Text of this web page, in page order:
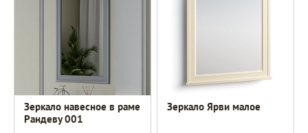
Зеркало навесное в раме
Рандеву 001
Зеркало Ярви малое